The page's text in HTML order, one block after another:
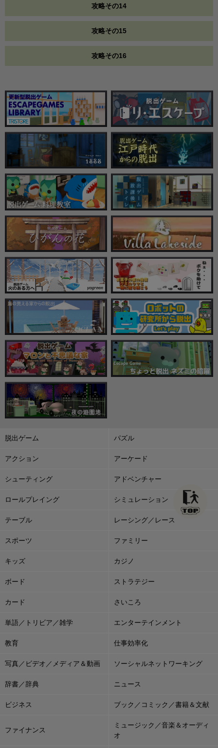
攻略その14
攻略その15
攻略その16
脱出ゲーム パズル
アクション アーケード
シューティング アドベンチャー
ロールプレイング シミュレーション
テーブル レーシング／レース
スポーツ ファミリー
キッズ カジノ
ボード ストラテジー
カード さいころ
単語／トリビア／雑学 エンターテインメント
教育 仕事効率化
写真／ビデオ／メディア＆動画 ソーシャルネットワーキング
辞書／辞典 ニュース
ビジネス ブック／コミック／書籍＆文献
ファイナンス
ミュージック／音楽＆オーディ
オ